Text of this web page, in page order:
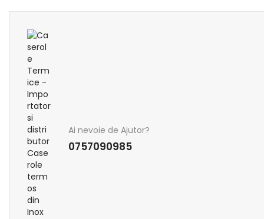
Ai nevoie de Ajutor?
0757090985